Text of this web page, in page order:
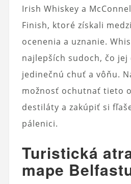
Irish Whiskey a
Finish, ktoré získali
ocenenia a uznanie.
najlepších sudoch, čo jej
jedinečnú chuť a vôňu.
možnosť ochutnať tieto
destiláty a zakúpiť si
pálenici.
Turistická
mape